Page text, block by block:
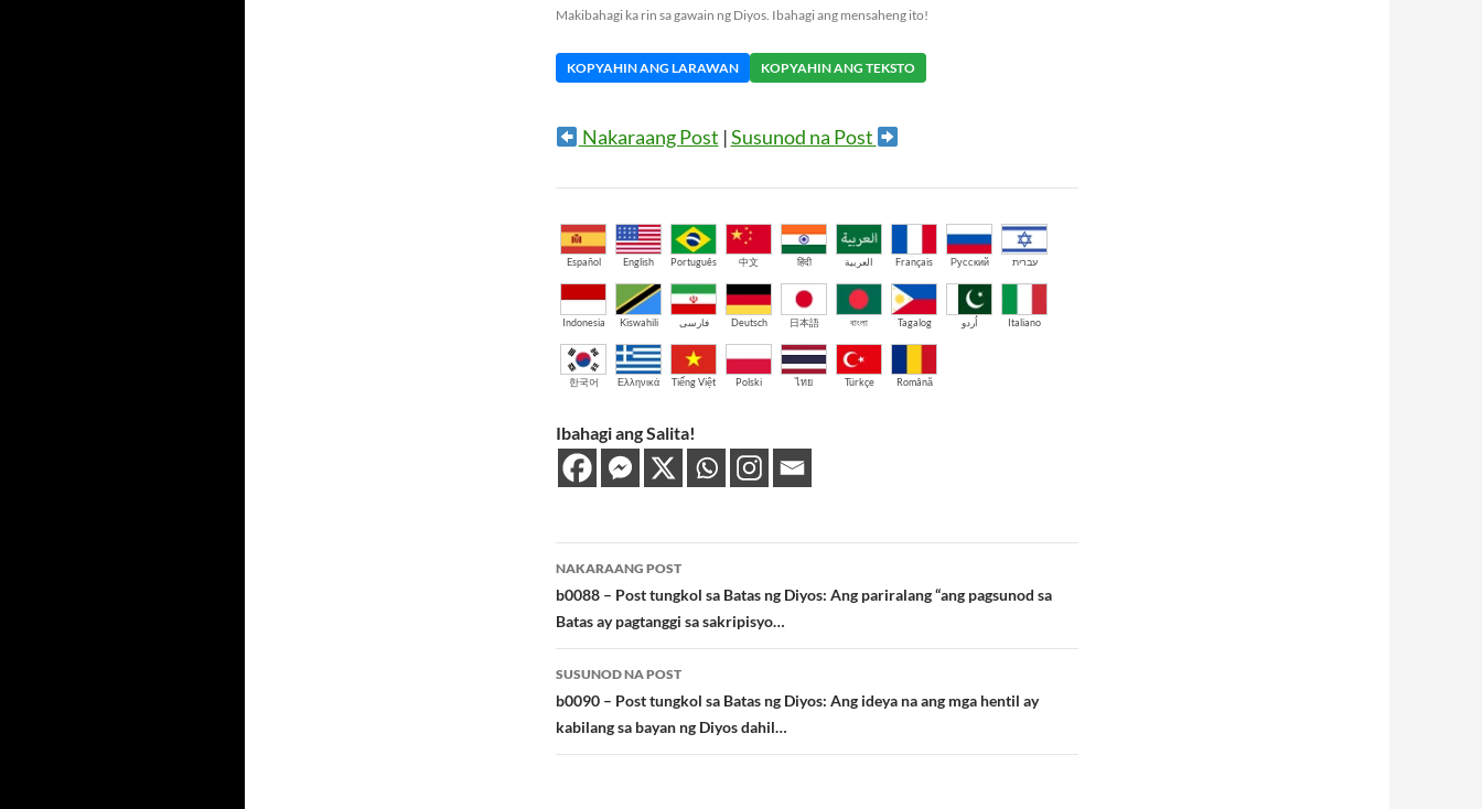
Makibahagi ka rin sa gawain ng Diyos. Ibahagi ang mensaheng ito!
KOPYAHIN ANG LARAWAN KOPYAHIN ANG TEKSTO
Nakaraang Post |Susunod na Post
Español English Português 中文 हिंदी العربية Français Русский עברית
Indonesia Kiswahili فارسی Deutsch 日本語 বাংলা Tagalog اُردو Italiano
한국어 Ελληνικά Tiếng Việt Polski ไทย Türkçe Română
Ibahagi ang Salita!
Post
navigation
NAKARAANG POST
b0088 – Post tungkol sa Batas ng Diyos: Ang pariralang “ang pagsunod sa
Batas ay pagtanggi sa sakripisyo…
SUSUNOD NA POST
b0090 – Post tungkol sa Batas ng Diyos: Ang ideya na ang mga hentil ay
kabilang sa bayan ng Diyos dahil…